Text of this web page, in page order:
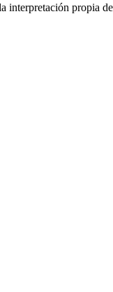
interpretación propia